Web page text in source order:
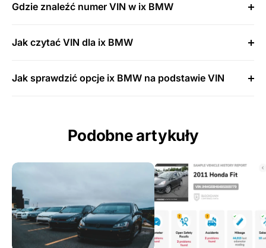
Gdzie znaleźć numer VIN w ix BMW
Jak czytać VIN dla ix BMW
Jak sprawdzić opcje ix BMW na podstawie VIN
Podobne artykuły